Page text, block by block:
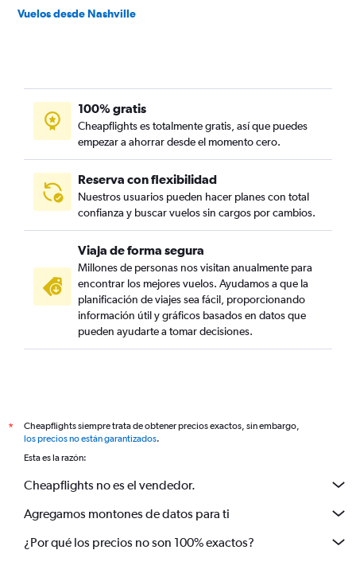
Vuelos desde Nashville
100% gratis
Cheapflights es totalmente gratis, así que puedes
empezar a ahorrar desde el momento cero.
Reserva con flexibilidad
Nuestros usuarios pueden hacer planes con total
confianza y buscar vuelos sin cargos por cambios.
Viaja de forma segura
Millones de personas nos visitan anualmente para
encontrar los mejores vuelos. Ayudamos a que la
planificación de viajes sea fácil, proporcionando
información útil y gráficos basados en datos que
pueden ayudarte a tomar decisiones.
*
Cheapflights siempre trata de obtener precios exactos, sin embargo,
los precios no están garantizados.
Esta es la razón:
Cheapflights no es el vendedor.
Agregamos montones de datos para ti
¿Por qué los precios no son 100% exactos?